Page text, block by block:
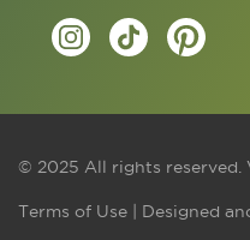
© 2025 All rights reserved.
Terms of Use | Designed